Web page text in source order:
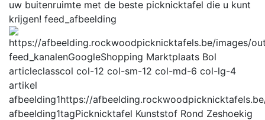
uw buitenruimte met de beste picknicktafel die u kunt
krijgen! feed_afbeelding
feed_kanalenGoogleShopping Marktplaats Bol
articleclasscol col-12 col-sm-12 col-md-6 col-lg-4
artikel
afbeelding1https://
afbeelding1tagPicknicktafel Kunststof Rond Zeshoekig